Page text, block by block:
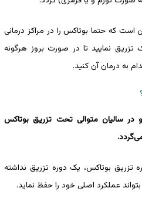
که حتما بوتاکس را در مراکز درمانی
نمایید تا در صورت بروز هرگونه
به درمان آن کنید.
سالیان متوالی تحت تزریق بوتاکس
تزریق بوتاکس، یک دوره تزریق نداشته
عملکرد اصلی خود را حفظ نماید.